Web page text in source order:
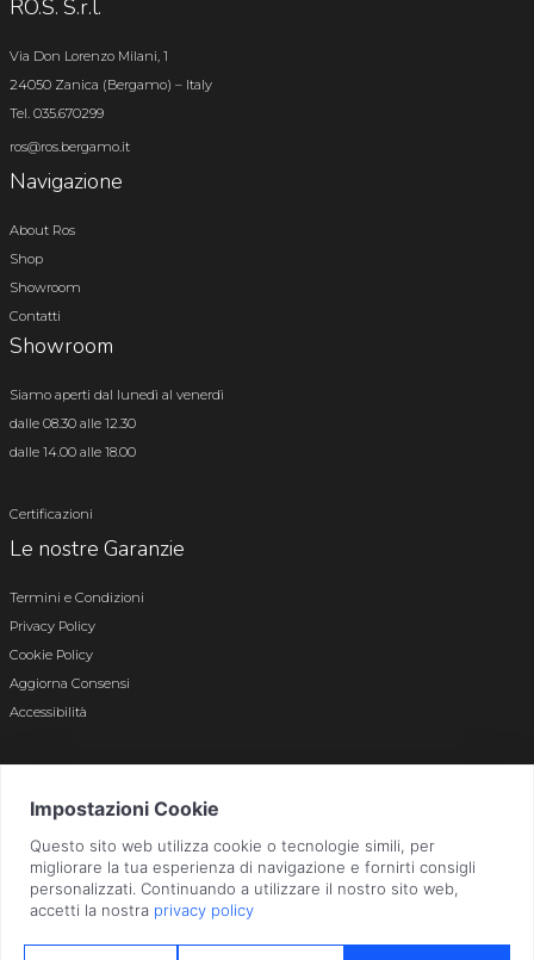
RO.S. S.r.l.
Via Don Lorenzo Milani, 1
24050 Zanica (Bergamo) – Italy
Tel. 035.670299
ros@ros.bergamo.it
Navigazione
About Ros
Shop
Showroom
Contatti
Showroom
Siamo aperti dal lunedì al venerdì
dalle 08.30 alle 12.30
dalle 14.00 alle 18.00
Certificazioni
Le nostre Garanzie
Termini e Condizioni
Privacy Policy
Cookie Policy
Aggiorna Consensi
Accessibilità
Bergamo n. 01496180165 · Capitale Sociale i.v. € 800.000,00